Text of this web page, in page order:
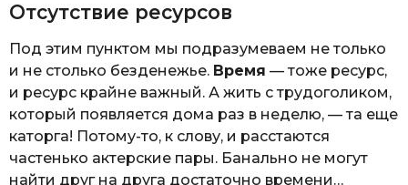
Отсутствие ресурсов
Под этим пунктом мы подразумеваем не только
и не столько безденежье. Время — тоже ресурс,
и ресурс крайне важный. А жить с трудоголиком,
который появляется дома раз в неделю, — та еще
каторга! Потому-то, к слову, и расстаются
частенько актерские пары. Банально не могут
найти друг на друга достаточно времени…